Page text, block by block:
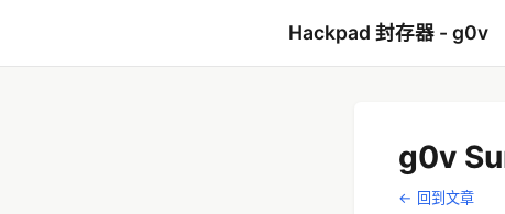
Hackpad 封存器 - g0v
g0v
← 回到文章